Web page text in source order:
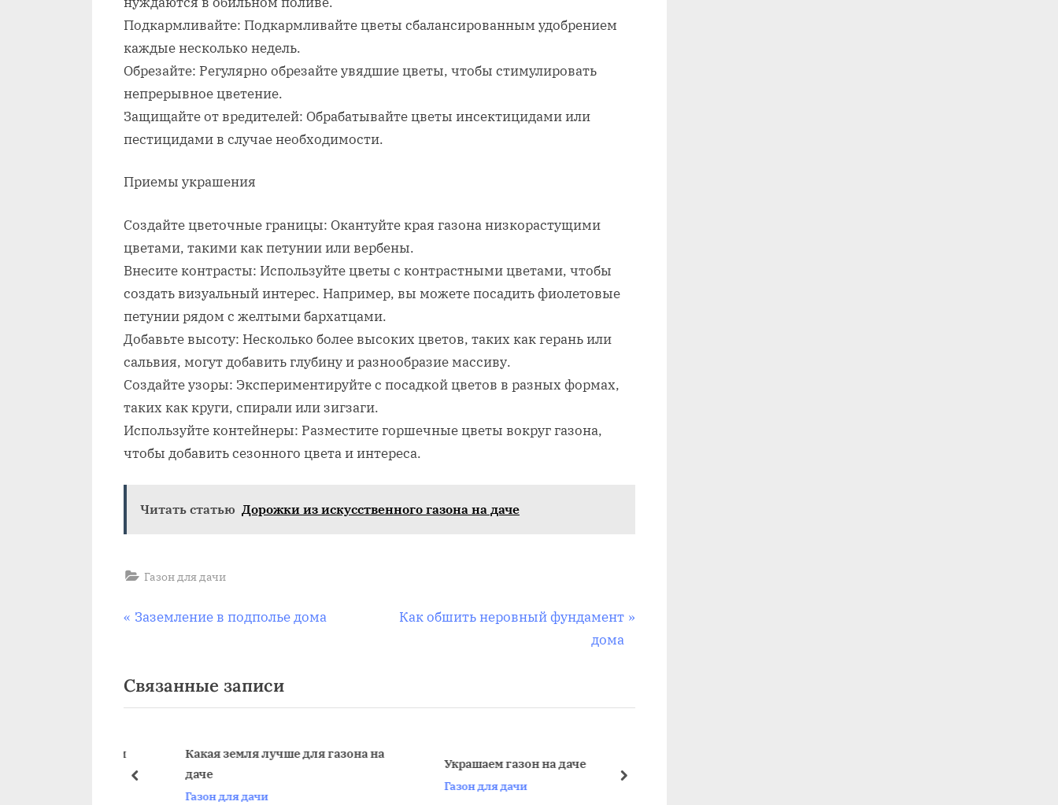
Подкармливайте: Подкармливайте цветы сбалансированным удобрением
каждые несколько недель.
Обрезайте: Регулярно обрезайте увядшие цветы, чтобы стимулировать
непрерывное цветение.
Защищайте от вредителей: Обрабатывайте цветы инсектицидами или
пестицидами в случае необходимости.
Приемы украшения
Создайте цветочные границы: Окантуйте края газона низкорастущими
цветами, такими как петунии или вербены.
Внесите контрасты: Используйте цветы с контрастными цветами, чтобы
создать визуальный интерес. Например, вы можете посадить фиолетовые
петунии рядом с желтыми бархатцами.
Добавьте высоту: Несколько более высоких цветов, таких как герань или
сальвия, могут добавить глубину и разнообразие массиву.
Создайте узоры: Экспериментируйте с посадкой цветов в разных формах,
таких как круги, спирали или зигзаги.
Используйте контейнеры: Разместите горшечные цветы вокруг газона,
чтобы добавить сезонного цвета и интереса.
Читать статью Дорожки из искусственного газона на даче
Газон для дачи
Навигация
записям
П
д
ы
щ
Заземление в подполье дома
С
у
Как обшить неровный фундамент
дома
Связанные записи
Какая земля лучше для газона на
Газон для дачи
Украшаем газон на даче
Газон для дачи
пред далее